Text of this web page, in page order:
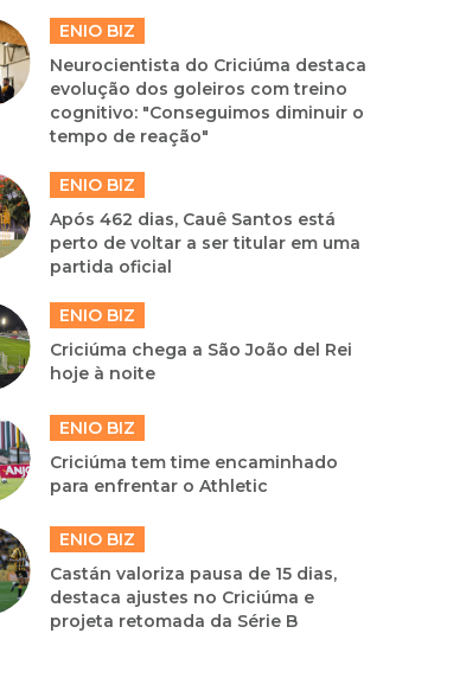
ENIO BIZ
Neurocientista do Criciúma destaca
evolução dos goleiros com treino
cognitivo: "Conseguimos diminuir o
tempo de reação"
ENIO BIZ
Após 462 dias, Cauê Santos está
perto de voltar a ser titular em uma
partida oficial
ENIO BIZ
Criciúma chega a São João del Rei
hoje à noite
ENIO BIZ
Criciúma tem time encaminhado
para enfrentar o Athletic
ENIO BIZ
Castán valoriza pausa de 15 dias,
destaca ajustes no Criciúma e
projeta retomada da Série B